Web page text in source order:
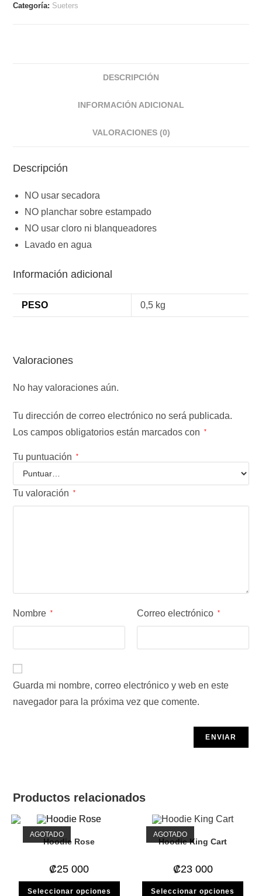
Categoría: Sueters
DESCRIPCIÓN
INFORMACIÓN ADICIONAL
VALORACIONES (0)
Descripción
NO usar secadora
NO planchar sobre estampado
NO usar cloro ni blanqueadores
Lavado en agua
Información adicional
PESO 0,5 kg
Valoraciones
No hay valoraciones aún.
Tu dirección de correo electrónico no será publicada.
Los campos obligatorios están marcados con
*
Tu puntuación *
Tu valoración *
Nombre * Correo electrónico *
Guarda mi nombre, correo electrónico y web en este
navegador para la próxima vez que comente.
Productos relacionados
AGOTADO
Hoodie Rose
₡25 000
Seleccionar opciones
producto
AGOTADO
Hoodie King Cart
₡23 000
Seleccionar opciones